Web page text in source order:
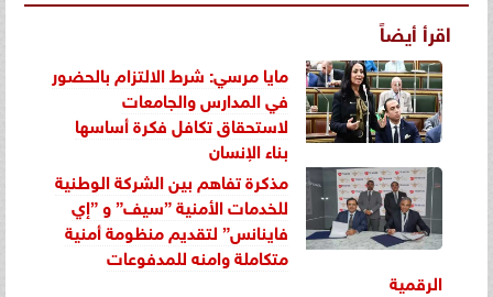
اقرأ أيضاً
مايا مرسي: شرط الالتزام بالحضور
في المدارس والجامعات
لاستحقاق تكافل فكرة أساسها
بناء الإنسان
مذكرة تفاهم بين الشركة الوطنية
للخدمات الأمنية ”سيف” و ”إي
فاينانس” لتقديم منظومة أمنية
متكاملة وامنه للمدفوعات
الرقمية